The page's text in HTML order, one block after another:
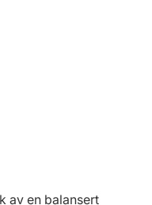
av en balansert